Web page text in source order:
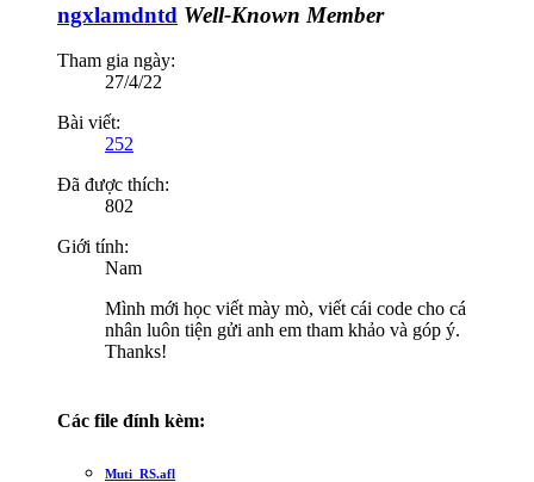
ngxlamdntd Well-Known Member
Tham gia ngày:
27/4/22
Bài viết:
252
Đã được thích:
802
Giới tính:
Nam
Mình mới học viết mày mò, viết cái code cho cá
nhân luôn tiện gửi anh em tham khảo và góp ý.
Thanks!
Các file đính kèm:
Muti_RS.afl